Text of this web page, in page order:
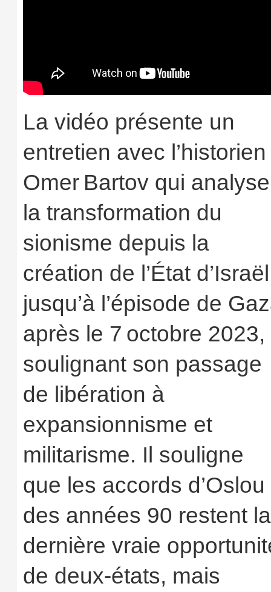
La vidéo présente un
entretien avec l’historien
Omer Bartov qui analyse
la transformation du
sionisme depuis la
création de l’État d’Israël
jusqu’à l’épisode de
après le 7 octobre 2023,
soulignant son passage
de libération à
expansionnisme et
militarisme. Il souligne
que les accords d’Oslou
des années 90 restent la
dernière vraie
de deux‑états, mais